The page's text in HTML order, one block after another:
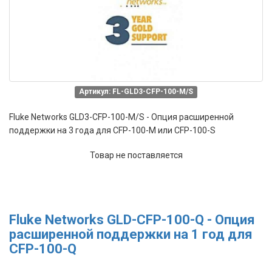
Артикул: FL-GLD3-CFP-100-M/S
Fluke Networks GLD3-CFP-100-M/S - Опция расширенной
поддержки на 3 года для CFP-100-M или CFP-100-S
Товар не поставляется
Fluke Networks GLD-CFP-100-Q - Опция
расширенной поддержки на 1 год для
CFP-100-Q